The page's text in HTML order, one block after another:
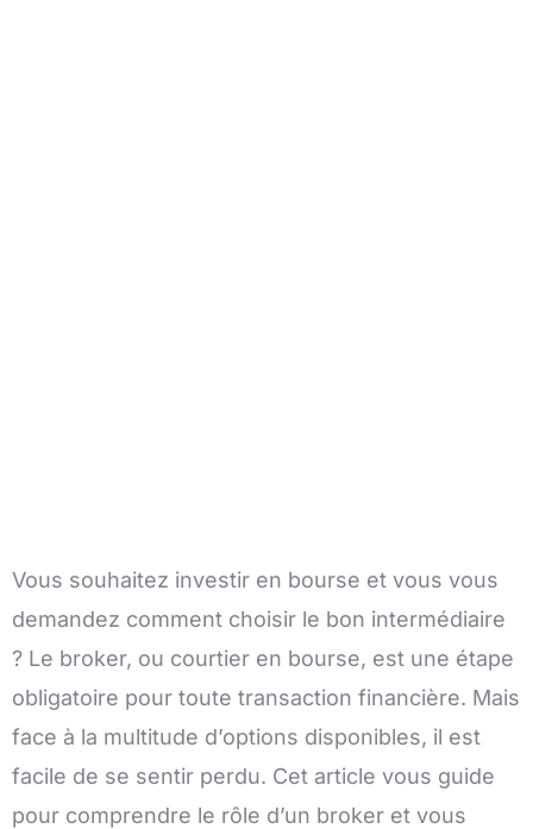
Vous souhaitez investir en bourse et vous vous
demandez comment choisir le bon intermédiaire
? Le broker, ou courtier en bourse, est une étape
obligatoire pour toute transaction financière. Mais
face à la multitude d’options disponibles, il est
facile de se sentir perdu. Cet article vous guide
pour comprendre le rôle d’un broker et vous